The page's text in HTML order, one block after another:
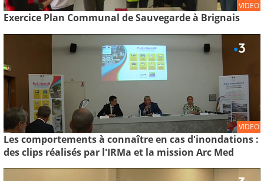
VIDEO
Exercice Plan Communal de Sauvegarde à Brignais
VIDEO
Les comportements à connaître en cas d'inondations :
des clips réalisés par l'IRMa et la mission Arc Med